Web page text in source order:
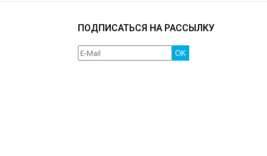
ПОДПИСАТЬСЯ НА РАССЫЛКУ
OK